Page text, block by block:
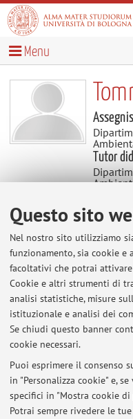
Questo sito
Nel nostro sito utilizziamo
funzionamento, sia cookie
facoltativi che potrai
Cookie e altri strumenti di
analisi statistiche, misure
istituzionale e analisi dei
Se chiudi questo banner
cookie necessari.
Puoi esprimere il consenso
in "Personalizza cookie" e,
specifici in "Mostra cookie di
Potrai sempre rivedere le
Menu
Tutor
Avvisi
Al momento non sono
Area riservata
Accedi tramiteloginper
© 2026 - ALMA MATER
Zamboni, 33 - 40126
Privacy| Note